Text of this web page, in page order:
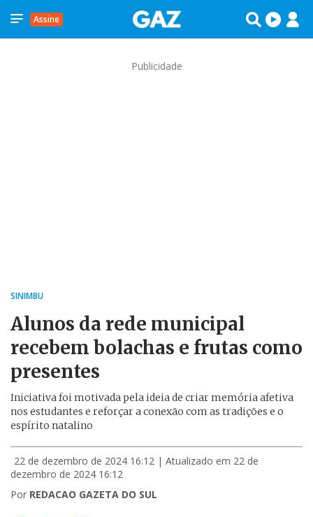
Assine
Publicidade
SINIMBU
Alunos da rede municipal
recebem bolachas e frutas como
presentes
Iniciativa foi motivada pela ideia de criar memória afetiva
nos estudantes e reforçar a conexão com as tradições e o
espírito natalino
22 de dezembro de 2024 16:12 | Atualizado em 22 de
dezembro de 2024 16:12
Por REDACAO GAZETA DO SUL